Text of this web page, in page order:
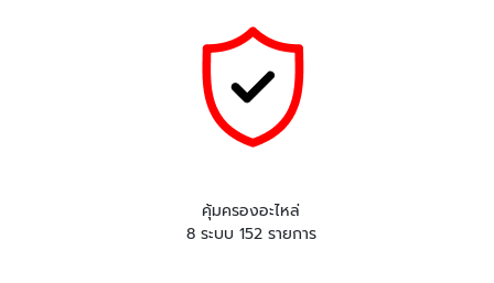
คุ้มครองอะไหล่
8 ระบบ 152 รายการ